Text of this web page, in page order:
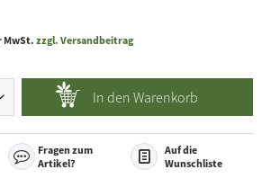
MwSt. zzgl. Versandbeitrag
In den Warenkorb
Fragen zum
Artikel?
Auf die
Wunschliste